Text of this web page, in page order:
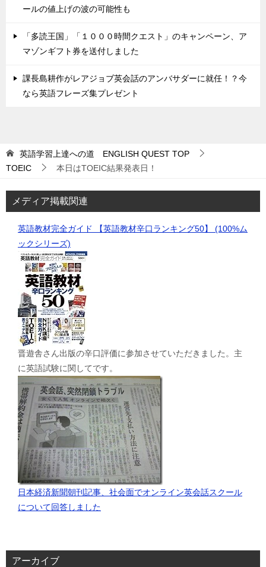
ールの値上げの波の可能性も
「多読王国」「１０００時間クエスト」のキャンペーン、ア
マゾンギフト券を送付しました
課長島耕作がレアジョブ英会話のアンバサダーに就任！？今
なら英語フレーズ集プレゼント
英語学習上達への道 ENGLISH QUEST TOP
TOEIC
本日はTOEIC結果発表日！
メディア掲載関連
英語教材完全ガイド 【英語教材辛口ランキング50】 (100%ム
ックシリーズ)
晋遊舎さん出版の辛口評価に参加させていただきました。主
に英語試験に関してです。
日本経済新聞朝刊記事、社会面でオンライン英会話スクール
について回答しました
アーカイブ